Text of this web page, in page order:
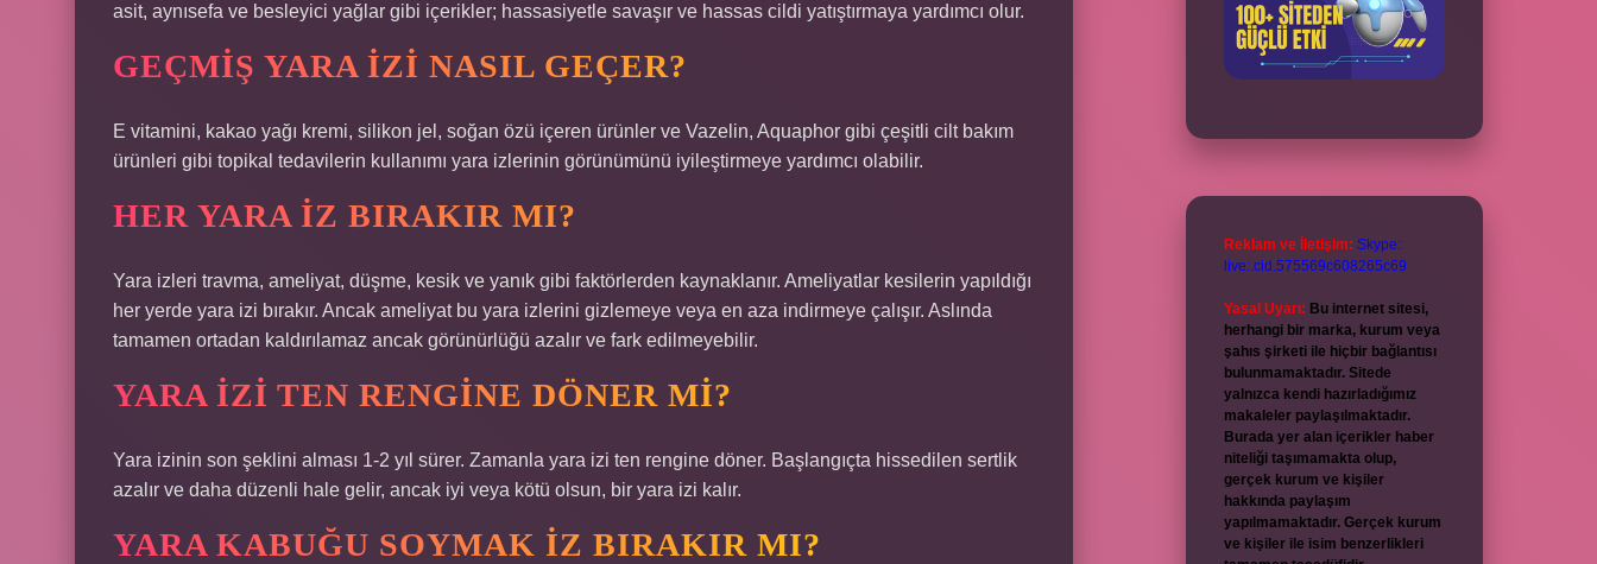
asit, aynısefa ve besleyici yağlar gibi içerikler; hassasiyetle savaşır ve hassas cildi yatıştırmaya yardımcı olur.
GEÇMIŞ YARA IZI NASIL GEÇER?
E vitamini, kakao yağı kremi, silikon jel, soğan özü içeren ürünler ve Vazelin, Aquaphor gibi çeşitli cilt bakım
ürünleri gibi topikal tedavilerin kullanımı yara izlerinin görünümünü iyileştirmeye yardımcı olabilir.
HER YARA IZ BIRAKIR MI?
Yara izleri travma, ameliyat, düşme, kesik ve yanık gibi faktörlerden kaynaklanır. Ameliyatlar kesilerin yapıldığı
her yerde yara izi bırakır. Ancak ameliyat bu yara izlerini gizlemeye veya en aza indirmeye çalışır. Aslında
tamamen ortadan kaldırılamaz ancak görünürlüğü azalır ve fark edilmeyebilir.
YARA IZI TEN RENGINE DÖNER MI?
Yara izinin son şeklini alması 1-2 yıl sürer. Zamanla yara izi ten rengine döner. Başlangıçta hissedilen sertlik
azalır ve daha düzenli hale gelir, ancak iyi veya kötü olsun, bir yara izi kalır.
YARA KABUĞU SOYMAK IZ BIRAKIR MI?
Reklam ve İletişim: Skype:
live:.cid.575569c608265c69
Yasal Uyarı: Bu internet sitesi,
herhangi bir marka, kurum veya
şahıs şirketi ile hiçbir bağlantısı
bulunmamaktadır. Sitede
yalnızca kendi hazırladığımız
makaleler paylaşılmaktadır.
Burada yer alan içerikler haber
niteliği taşımamakta olup,
gerçek kurum ve kişiler
hakkında paylaşım
yapılmamaktadır. Gerçek kurum
ve kişiler ile isim benzerlikleri